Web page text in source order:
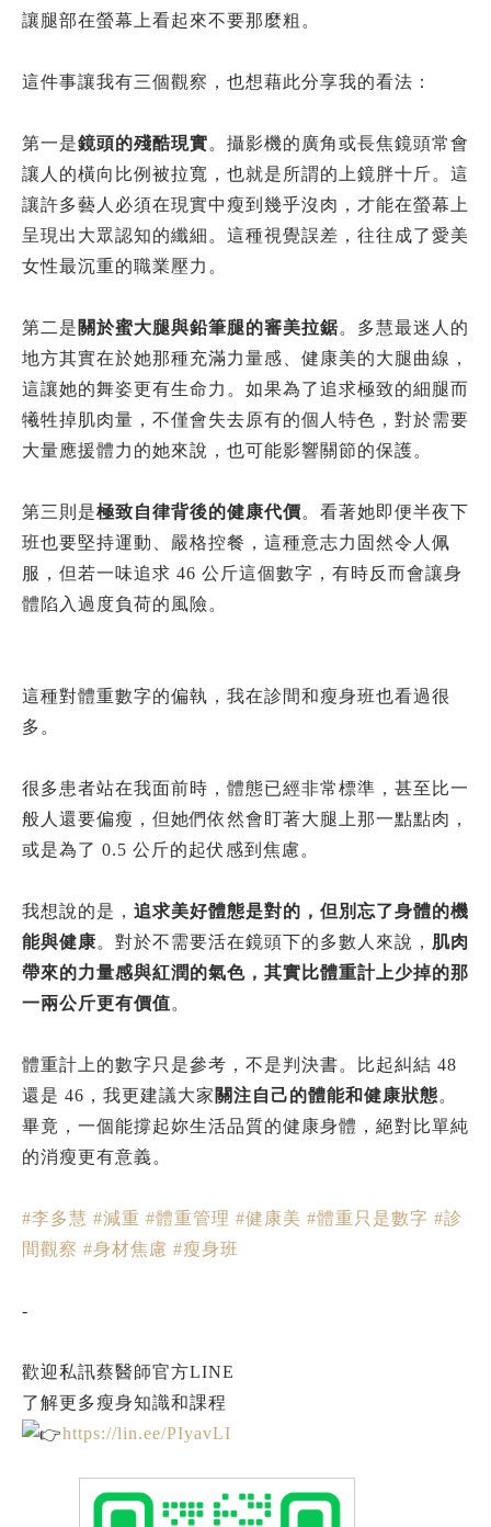
讓腿部在螢幕上看起來不要那麼粗。
這件事讓我有三個觀察，也想藉此分享我的看法：
第一是鏡頭的殘酷現實。攝影機的廣角或長焦鏡頭常會
讓人的橫向比例被拉寬，也就是所謂的上鏡胖十斤。這
讓許多藝人必須在現實中瘦到幾乎沒肉，才能在螢幕上
呈現出大眾認知的纖細。這種視覺誤差，往往成了愛美
女性最沉重的職業壓力。
第二是 關於蜜大腿與鉛筆腿的審美拉鋸。多慧最迷人的
地方其實在於她那種充滿力量感、健康美的大腿曲線，
這讓她的舞姿更有生命力。如果為了追求極致的細腿而
犧牲掉肌肉量，不僅會失去原有的個人特色，對於需要
大量應援體力的她來說，也可能影響關節的保護。
第三則是極致自律背後的健康代價。看著她即便半夜下
班也要堅持運動、嚴格控餐，這種意志力固然令人佩
服，但若一味追求 46 公斤這個數字，有時反而會讓身
體陷入過度負荷的風險。
這種對體重數字的偏執，我在診間和瘦身班也看過很
多。
很多患者站在我面前時，體態已經非常標準，甚至比一
般人還要偏瘦，但她們依然會盯著大腿上那一點點肉，
或是為了 0.5 公斤的起伏感到焦慮。
我想說的是， 追求美好體態是對的，但別忘了身體的機
能與健康。對於不需要活在鏡頭下的多數人來說， 肌肉
帶來的力量感與紅潤的氣色，其實比體重計上少掉的那
一兩公斤更有價值。
體重計上的數字只是參考，不是判決書。比起糾結 48
還是 46，我更建議大家 關注自己的體能和健康狀態。
畢竟，一個能撐起妳生活品質的健康身體，絕對比單純
的消瘦更有意義。
#李多慧 #減重 #體重管理 #健康美 #體重只是數字 #診
間觀察 #身材焦慮 #瘦身班
-
歡迎私訊蔡醫師官方LINE
了解更多瘦身知識和課程
https://lin.ee/PIyavLI